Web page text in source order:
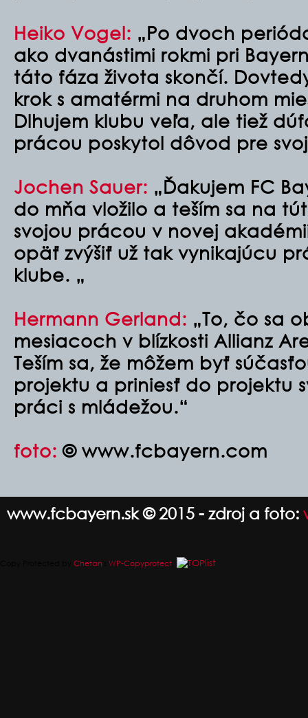
Heiko Vogel: „Po dvoch
ako dvanástimi rokmi pri
táto fáza života skončí.
krok s amatérmi na druhom
Dlhujem klubu veľa, ale tiež
prácou poskytol dôvod pre
Jochen Sauer: „Ďakujem FC
do mňa vložilo a teším sa na
svojou prácou v novej
opäť zvýšiť už tak vynikajúcu
klube. „
Hermann Gerland: „To, čo sa
mesiacoch v blízkosti Allianz
Teším sa, že môžem byť
projektu a priniesť do projektu
práci s mládežou.“
foto: © www.fcbayern.com
www.fcbayern.sk © 2015 - zdroj a foto:
Chetan WP-Copyprotect